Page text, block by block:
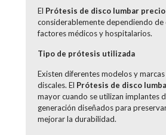
El Prótesis de disco lumbar precio
considerablemente dependiendo de
factores médicos y hospitalarios.
Tipo de prótesis utilizada
Existen diferentes modelos y
discales. El Prótesis de disco
mayor cuando se utilizan implantes
generación diseñados para
mejorar la durabilidad.